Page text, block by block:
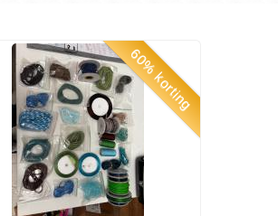
60% korting